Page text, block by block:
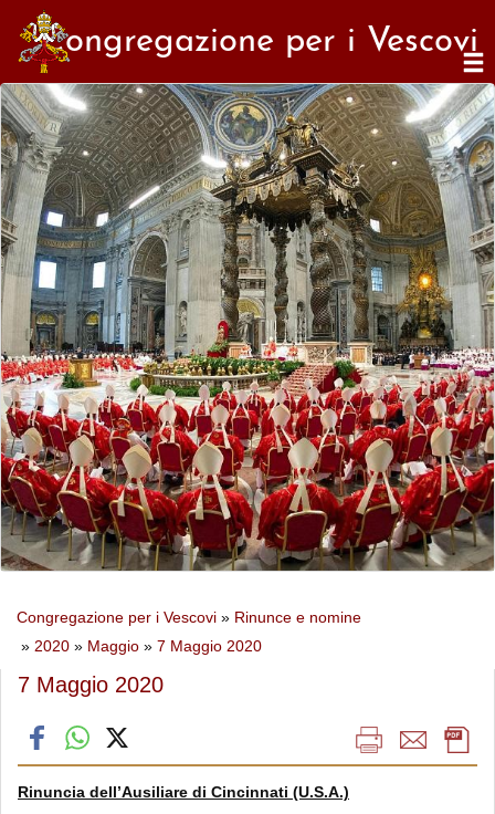
Congregazione per i Vescovi
Congregazione per i Vescovi » Rinunce e nomine
» 2020 » Maggio » 7 Maggio 2020
7 Maggio 2020
Rinuncia dell’Ausiliare di Cincinnati (U.S.A.)